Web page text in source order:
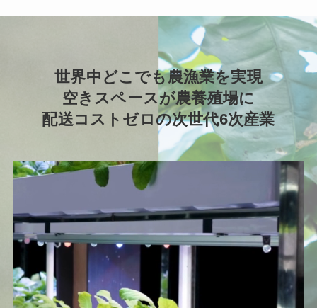
世界中どこでも農漁業を実現
空きスペースが農養殖場に
配送コストゼロの次世代6次産業